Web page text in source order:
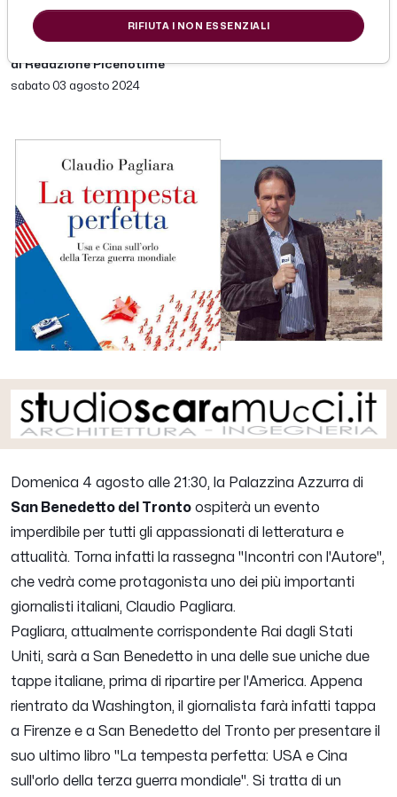
Pagliara
di Redazione Picenotime
sabato 03 agosto 2024
Domenica 4 agosto alle 21:30, la Palazzina Azzurra di
San Benedetto del Tronto ospiterà un evento
imperdibile per tutti gli appassionati di letteratura e
attualità. Torna infatti la rassegna "Incontri con l'Autore",
che vedrà come protagonista uno dei più importanti
giornalisti italiani, Claudio Pagliara.
Pagliara, attualmente corrispondente Rai dagli Stati
Uniti, sarà a San Benedetto in una delle sue uniche due
tappe italiane, prima di ripartire per l'America. Appena
rientrato da Washington, il giornalista farà infatti tappa
a Firenze e a San Benedetto del Tronto per presentare il
suo ultimo libro "La tempesta perfetta: USA e Cina
sull'orlo della terza guerra mondiale". Si tratta di un
RIFIUTA I NON ESSENZIALI